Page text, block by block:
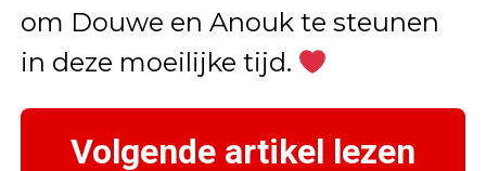
om Douwe en Anouk te steunen
in deze moeilijke tijd.
Volgende artikel lezen